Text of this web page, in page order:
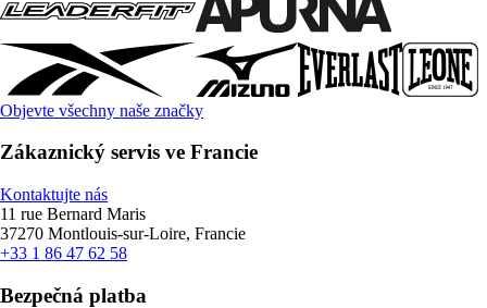
Objevte všechny naše značky
Zákaznický servis ve Francie
Kontaktujte nás
11 rue Bernard Maris
37270 Montlouis-sur-Loire, Francie
+33 1 86 47 62 58
Bezpečná platba